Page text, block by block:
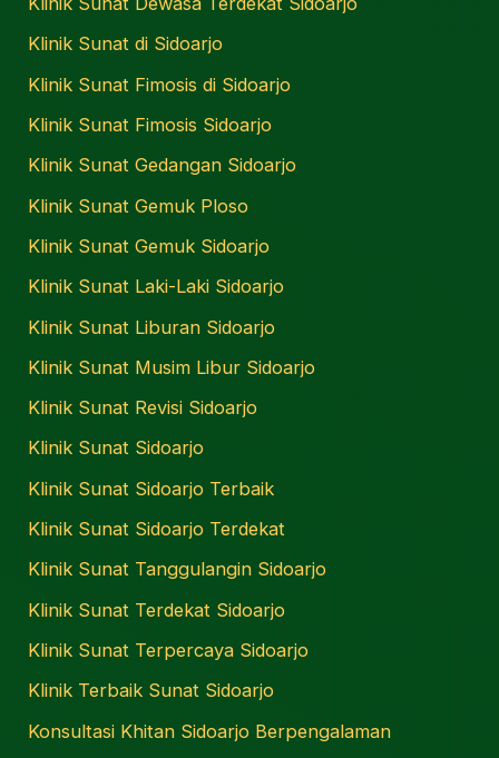
Klinik Sunat di Sidoarjo
Klinik Sunat Fimosis di Sidoarjo
Klinik Sunat Fimosis Sidoarjo
Klinik Sunat Gedangan Sidoarjo
Klinik Sunat Gemuk Ploso
Klinik Sunat Gemuk Sidoarjo
Klinik Sunat Laki-Laki Sidoarjo
Klinik Sunat Liburan Sidoarjo
Klinik Sunat Musim Libur Sidoarjo
Klinik Sunat Revisi Sidoarjo
Klinik Sunat Sidoarjo
Klinik Sunat Sidoarjo Terbaik
Klinik Sunat Sidoarjo Terdekat
Klinik Sunat Tanggulangin Sidoarjo
Klinik Sunat Terdekat Sidoarjo
Klinik Sunat Terpercaya Sidoarjo
Klinik Terbaik Sunat Sidoarjo
Konsultasi Khitan Sidoarjo Berpengalaman